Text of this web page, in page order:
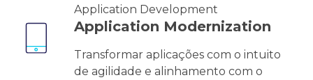
Application Development
Application Modernization
Transformar aplicações com o intuito
de agilidade e alinhamento com o